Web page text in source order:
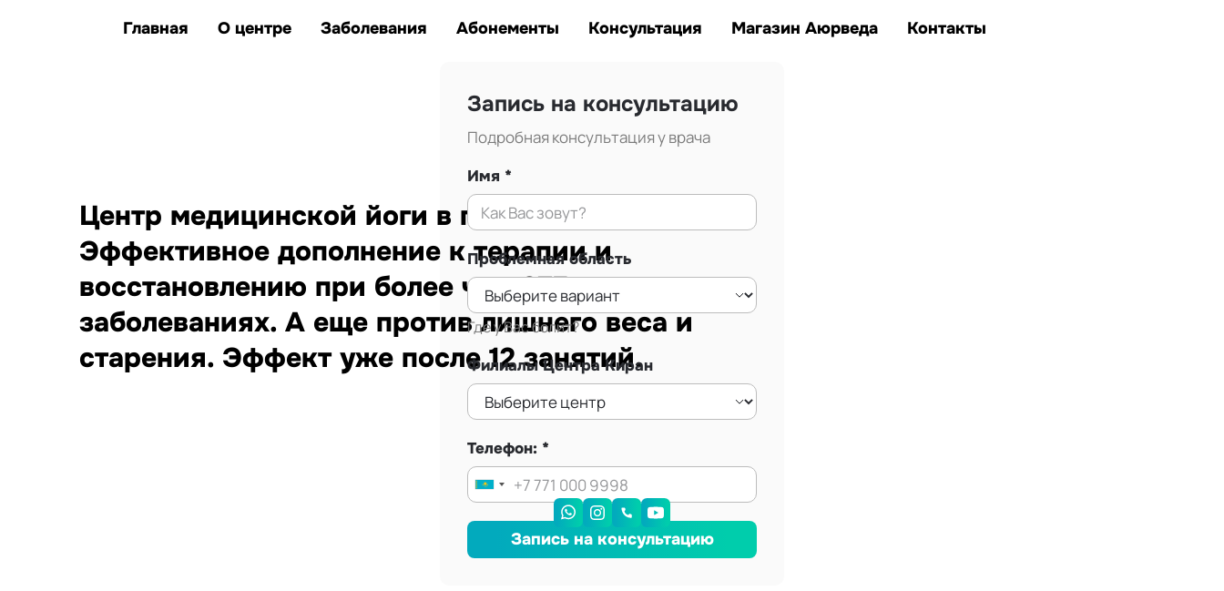
единственные представители Казахстана.
здоровье и качество жизни
заболеваний, при которых
Главная
О центре Заболевания Абонементы Консультация Магазин Аюрведа Контакты
Запись на консультацию
Подробная консультация у врача
Имя
Проблемная область
Где у Вас болит?
Филиалы Центра Киран
Телефон:
Запись на консультацию
Центр медицинской йоги в г. Алматы.
Эффективное дополнение к терапии и
восстановлению при более чем 875
заболеваниях. А еще против лишнего веса и
старения. Эффект уже после 12 занятий.